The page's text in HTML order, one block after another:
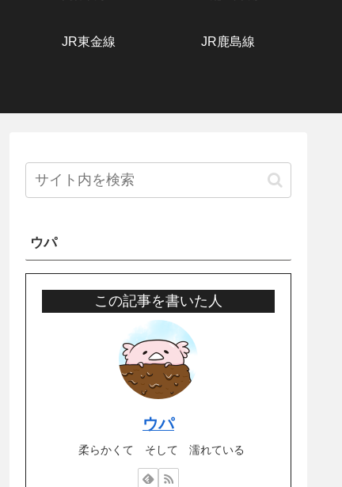
JR東金線 JR鹿島線
ウパ
この記事を書いた人
ウパ
柔らかくて そして 濡れている